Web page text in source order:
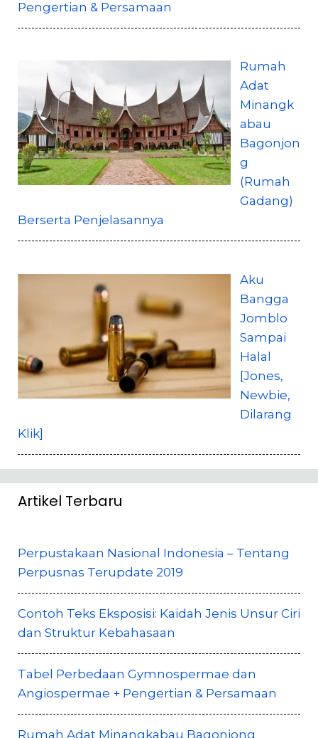
Pengertian & Persamaan
Rumah
Adat
Minangk
abau
Bagonjon
g
(Rumah
Gadang)
Berserta Penjelasannya
Aku
Bangga
Jomblo
Sampai
Halal
[Jones,
Newbie,
Dilarang
Klik]
Artikel Terbaru
Perpustakaan Nasional Indonesia – Tentang
Perpusnas Terupdate 2019
Contoh Teks Eksposisi: Kaidah Jenis Unsur Ciri
dan Struktur Kebahasaan
Tabel Perbedaan Gymnospermae dan
Angiospermae + Pengertian & Persamaan
Rumah Adat Minangkabau Bagonjong